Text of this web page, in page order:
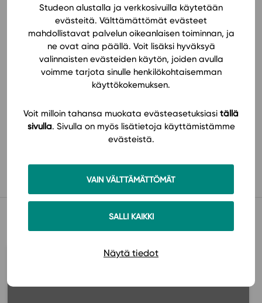
Studeon alustalla ja verkkosivuilla käytetään
evästeitä. Välttämättömät evästeet
mahdollistavat palvelun oikeanlaisen toiminnan, ja
ne ovat aina päällä. Voit lisäksi hyväksyä
valinnaisten evästeiden käytön, joiden avulla
voimme tarjota sinulle henkilökohtaisemman
käyttökokemuksen.
Voit milloin tahansa muokata evästeasetuksiasi tällä
sivulla. Sivulla on myös lisätietoja käyttämistämme
evästeistä.
VAIN VÄLTTÄMÄTTÖMÄT
SALLI KAIKKI
Näytä tiedot
Tilaa